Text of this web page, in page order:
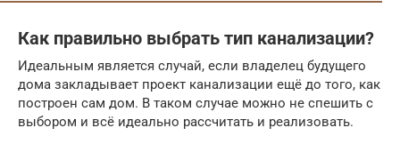
Как правильно выбрать тип канализации?
Идеальным является случай, если владелец будущего
дома закладывает проект канализации ещё до того, как
построен сам дом. В таком случае можно не спешить с
выбором и всё идеально рассчитать и реализовать.